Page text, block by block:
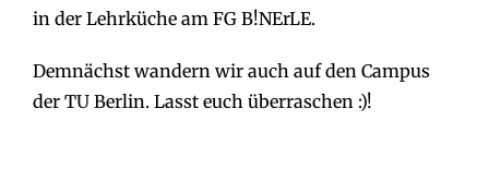
in der Lehrküche am FG B!NErLE.
Demnächst wandern wir auch auf den Campus
der TU Berlin. Lasst euch überraschen :)!